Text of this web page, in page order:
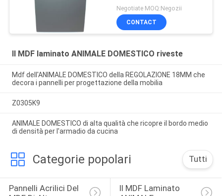
MDF
Negotiate MOQ:Negozii
CONTACT
Il MDF laminato ANIMALE DOMESTICO riveste
Mdf dell'ANIMALE DOMESTICO della REGOLAZIONE 18MM che
decora i pannelli per progettazione della mobilia
Z0305K9
ANIMALE DOMESTICO di alta qualità che ricopre il bordo medio
di densità per l'armadio da cucina
Categorie popolari Tutti
Pannelli Acrilici Del
Il MDF Laminato